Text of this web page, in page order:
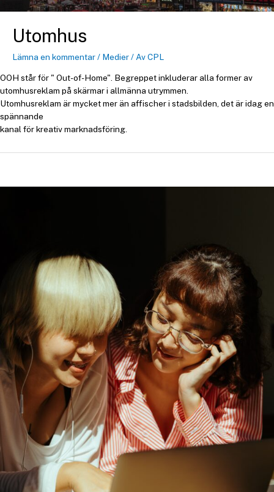
Utomhus
Lämna en kommentar/ Medier/ AvCPL
OOH står för " Out-of-Home". Begreppet inkluderar alla former av
utomhusreklam på skärmar i allmänna utrymmen.
Utomhusreklam är mycket mer än affischer i stadsbilden, det är idag en
spännande
kanal för kreativ marknadsföring.